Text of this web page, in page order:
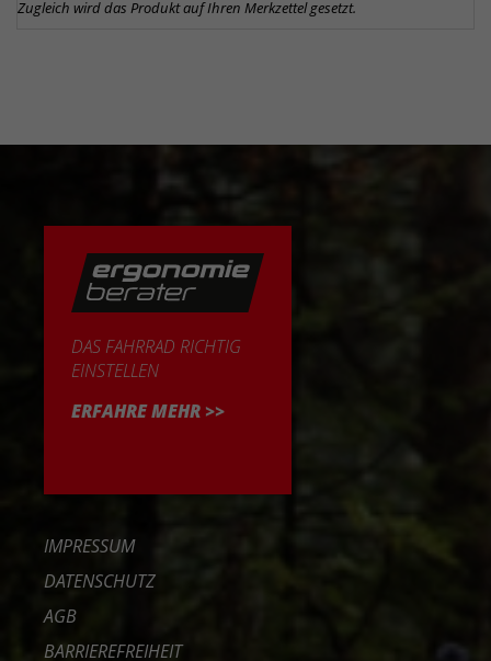
Zugleich wird das Produkt auf Ihren Merkzettel gesetzt.
DAS FAHRRAD RICHTIG
EINSTELLEN
ERFAHRE MEHR >>
IMPRESSUM
DATENSCHUTZ
AGB
BARRIEREFREIHEIT